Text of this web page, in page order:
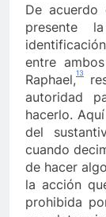
De acuerdo
presente
entre
Raphael,13
autoridad
hacerlo.
del
cuando
de hacer
la acción
prohibida